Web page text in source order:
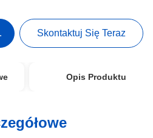
Skontaktuj Się Teraz
Opis Produktu